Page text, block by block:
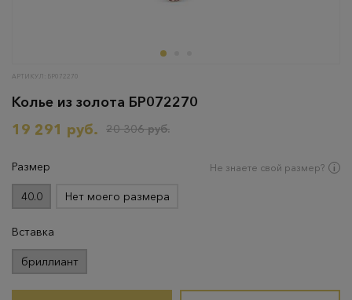
АРТИКУЛ: БР072270
Колье из золота БР072270
19 291 руб.
20 306 руб.
Размер Не знаете свой размер?
40.0 Нет моего размера
Вставка
бриллиант